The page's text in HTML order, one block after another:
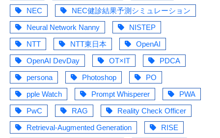
NEC
NEC健診結果予測シミュレーション
Neural Network Nanny
NISTEP
NTT
NTT東日本
OpenAI
OpenAI DevDay
OT×IT
PDCA
persona
Photoshop
PO
pple Watch
Prompt Whisperer
PWA
PwC
RAG
Reality Check Officer
Retrieval-Augmented Generation
RISE